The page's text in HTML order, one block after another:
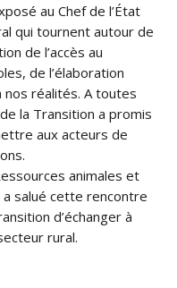
au Chef de l’État
qui tournent autour de
de l’accès au
de l’élaboration
nos réalités. A toutes
la Transition a promis
aux acteurs de
animales et
a salué cette rencontre
d’échanger à
rural.